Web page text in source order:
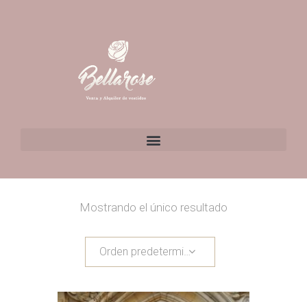
Mostrando el único resultado
Orden predeterminado